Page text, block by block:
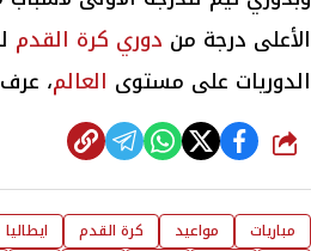
الأعلى درجة من دوري كرة القدم
الدوريات على مستوى العالم، عرف
شارك
مباريات مواعيد كرة القدم
ايطاليا